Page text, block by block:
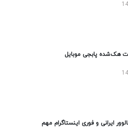
هک‌شده پابجی موبایل
ایرانی و فوری اینستاگرام مهم